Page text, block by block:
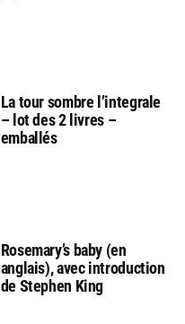
La tour sombre l’integrale
– lot des 2 livres –
emballés
Rosemary’s baby (en
anglais), avec introduction
de Stephen King